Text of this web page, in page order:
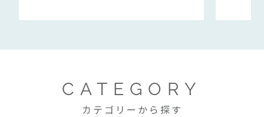
CATEGORY
カテゴリーから探す